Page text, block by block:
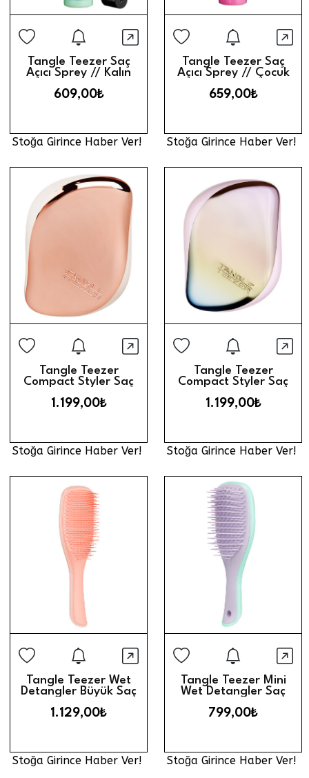
Stoğa Girince Haber Ver
Hızlı Görünüm
Tangle Teezer Saç
Açıcı Sprey // Kalın
609,00₺
Stoğa Girince Haber Ver!
Stoğa
Tangle Teezer Saç
Açıcı Sprey // Çocuk
659,00₺
Stoğa Girince Haber Ver!
Stoğa Girince Haber Ver
Hızlı Görünüm
Tangle Teezer
Compact Styler Saç
Ivory
1.199,00₺
Stoğa Girince Haber Ver!
Stoğa
Tangle Teezer
Compact Styler Saç
Ombre Chrome
1.199,00₺
Stoğa Girince Haber Ver!
Stoğa Girince Haber Ver
Hızlı Görünüm
Tangle Teezer Wet
Detangler Büyük Saç
1.129,00₺
Stoğa Girince Haber Ver!
Stoğa
Tangle Teezer Mini
Wet Detangler Saç
Leaf Lilac - Mint
799,00₺
Stoğa Girince Haber Ver!